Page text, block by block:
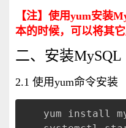
【注】使用yum安装
本的时候，可以将其
二、安装MySQL
2.1 使用yum命令安装
yum install